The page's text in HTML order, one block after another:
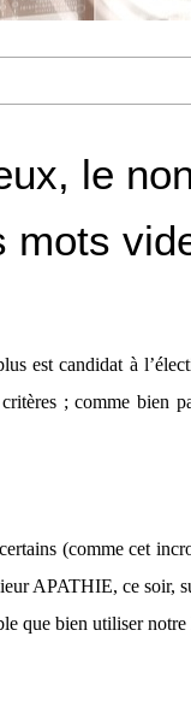
le
mots
est candidat à
; comme bien
(comme cet
APATHIE, ce soir,
que bien utiliser